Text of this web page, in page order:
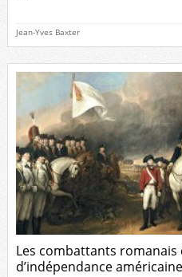
Jean-Yves Baxter
Les combattants romanais
d’indépendance